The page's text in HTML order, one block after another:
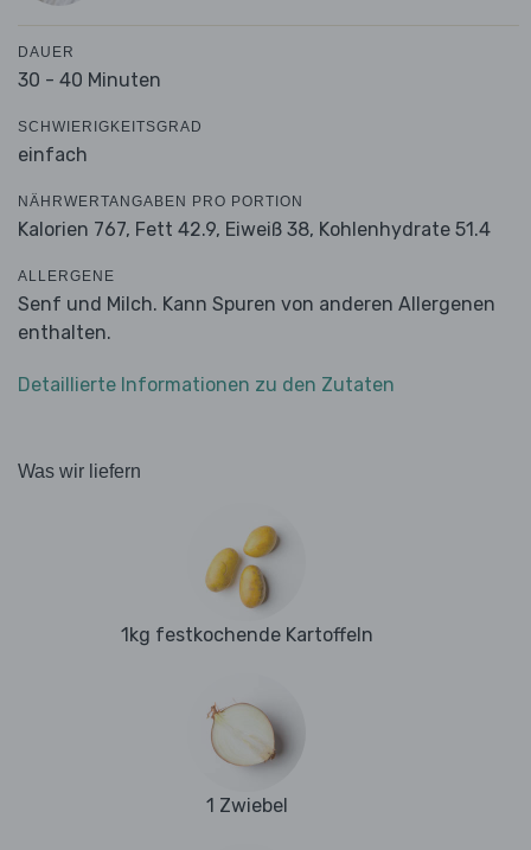
DAUER
30 - 40 Minuten
SCHWIERIGKEITSGRAD
einfach
NÄHRWERTANGABEN PRO PORTION
Kalorien 767, Fett 42.9, Eiweiß 38, Kohlenhydrate 51.4
ALLERGENE
Senf und Milch. Kann Spuren von anderen Allergenen
enthalten.
Detaillierte Informationen zu den Zutaten
Was wir liefern
1kg festkochende Kartoffeln
1 Zwiebel